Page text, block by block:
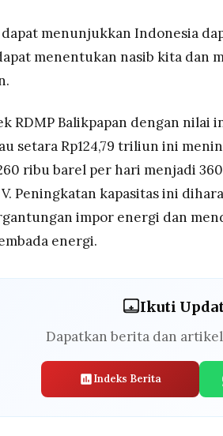
dapat menunjukkan Indonesia
menentukan nasib kita dan
RDMP Balikpapan dengan nilai
setara Rp124,79 triliun ini
ribu barel per hari menjadi
Peningkatan kapasitas ini
impor energi dan
energi.
Ikuti
Dapatkan berita dan
Indeks Berita